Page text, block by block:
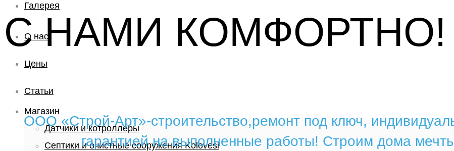
Галерея
О нас
Цены
Статьи
Магазин
Датчики и котроллеры
Септики и очистные сооружения Kolovesi
С НАМИ КОМФОРТНО!
ООО «Строй‑Арт»-строительство,ремонт под ключ,
гарантией на выполненные работы! Строим дома